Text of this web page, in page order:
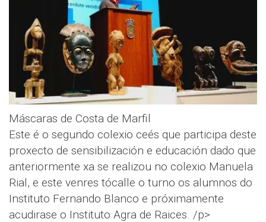
Máscaras de Costa de Marfil
Este é o segundo colexio ceés que participa deste
proxecto de sensibilización e educación dado que
anteriormente xa se realizou no colexio Manuela
Rial, e este venres tócalle o turno os alumnos do
Instituto Fernando Blanco e próximamente
acudirase o Instituto Agra de Raices. /p>